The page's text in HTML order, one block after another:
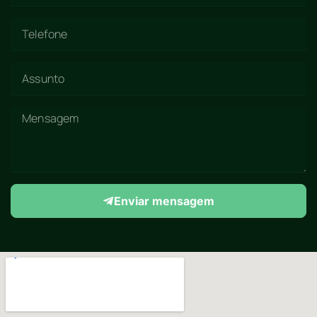
Enviar mensagem